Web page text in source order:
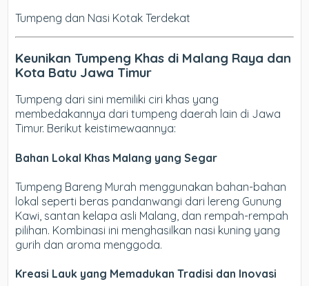
Tumpeng dan Nasi Kotak Terdekat
Keunikan Tumpeng Khas di Malang Raya dan
Kota Batu Jawa Timur
Tumpeng dari sini memiliki ciri khas yang
membedakannya dari tumpeng daerah lain di Jawa
Timur. Berikut keistimewaannya:
Bahan Lokal Khas Malang yang Segar
Tumpeng Bareng Murah menggunakan bahan-bahan
lokal seperti beras pandanwangi dari lereng Gunung
Kawi, santan kelapa asli Malang, dan rempah-rempah
pilihan. Kombinasi ini menghasilkan nasi kuning yang
gurih dan aroma menggoda.
Kreasi Lauk yang Memadukan Tradisi dan Inovasi